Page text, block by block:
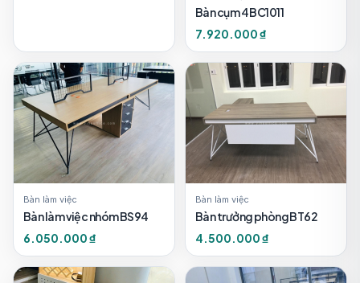
Bàn cụm 4 BC1011
7.920.000 ₫
Bàn làm việc
Bàn làm việc nhóm BS94
6.050.000 ₫
Bàn làm việc
Bàn trưởng phòng BT62
4.500.000 ₫